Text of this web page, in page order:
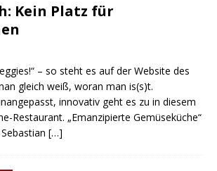
Kein Platz für
– so steht es auf der Website des
gleich weiß, woran man is(s)t.
innovativ geht es zu in diesem
Restaurant. „Emanzipierte Gemüseküche“
[…]